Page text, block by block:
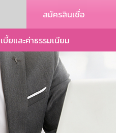
สมัครสินเชื่อ
บี้ยและค่าธรรมเนียม